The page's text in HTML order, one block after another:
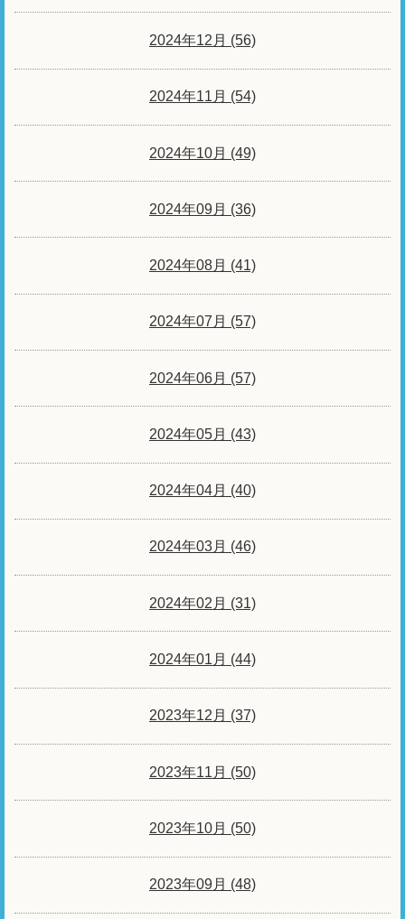
2024年12月 (56)
2024年11月 (54)
2024年10月 (49)
2024年09月 (36)
2024年08月 (41)
2024年07月 (57)
2024年06月 (57)
2024年05月 (43)
2024年04月 (40)
2024年03月 (46)
2024年02月 (31)
2024年01月 (44)
2023年12月 (37)
2023年11月 (50)
2023年10月 (50)
2023年09月 (48)